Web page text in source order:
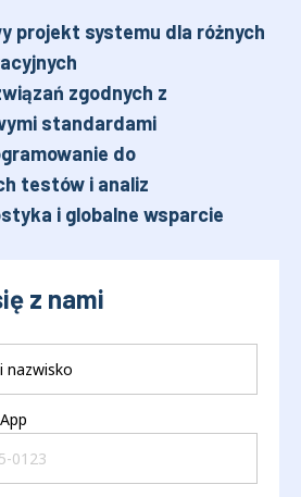
projekt systemu dla różnych
zgodnych z
standardami
do
testów i analiz
i globalne wsparcie
z nami